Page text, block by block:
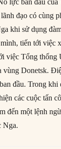
lực ban đầu
đạo có cùng
khi sử dụng
tiến tới việc
việc Tổng
vùng Donetsk.
đầu. Trong khi
các cuộc tấn
đến một lệnh
Nga.